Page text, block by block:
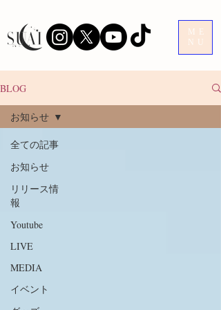
ME
NU
BLOG
全ての記事
お知らせ
リリース情
報
Youtube
LIVE
MEDIA
イベント
お知らせ